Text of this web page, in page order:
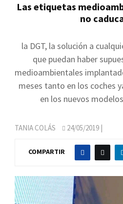
Las etiquetas
no
la DGT, la solución a
que puedan haber
medioambientales
meses tanto en los coches
en los nuevos
TANIA COLÁS 24/05/2019 |
COMPARTIR